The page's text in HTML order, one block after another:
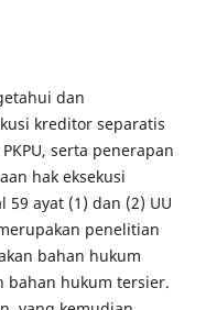
dan
kreditor separatis
serta penerapan
hak eksekusi
59 ayat (1) dan (2) UU
penelitian
bahan hukum
bahan hukum tersier.